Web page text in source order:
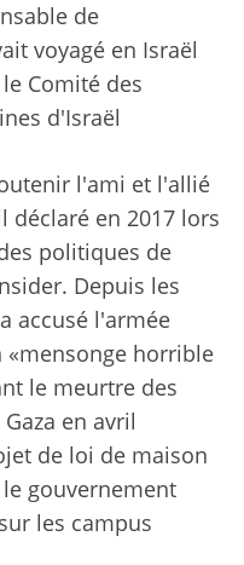
de
voyagé en Israël
Comité des
d'Israël
l'ami et l'allié
déclaré en 2017 lors
politiques de
Depuis les
accusé l'armée
horrible
le meurtre des
en avril
de loi de maison
gouvernement
les campus